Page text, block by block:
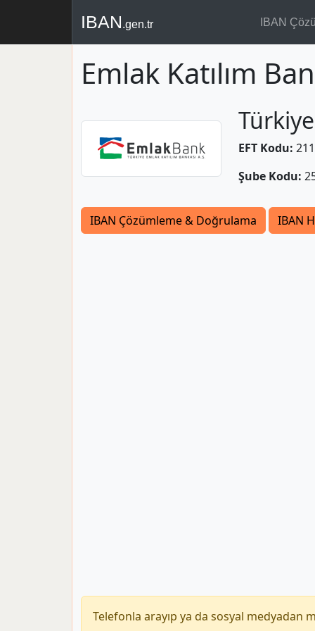
IBAN.gen.tr IBAN
Emlak Katılım
EFT Kodu: 211
Şube Kodu:
IBAN Çözümleme & Doğrulama IBAN
Telefonla arayıp ya da sosyal